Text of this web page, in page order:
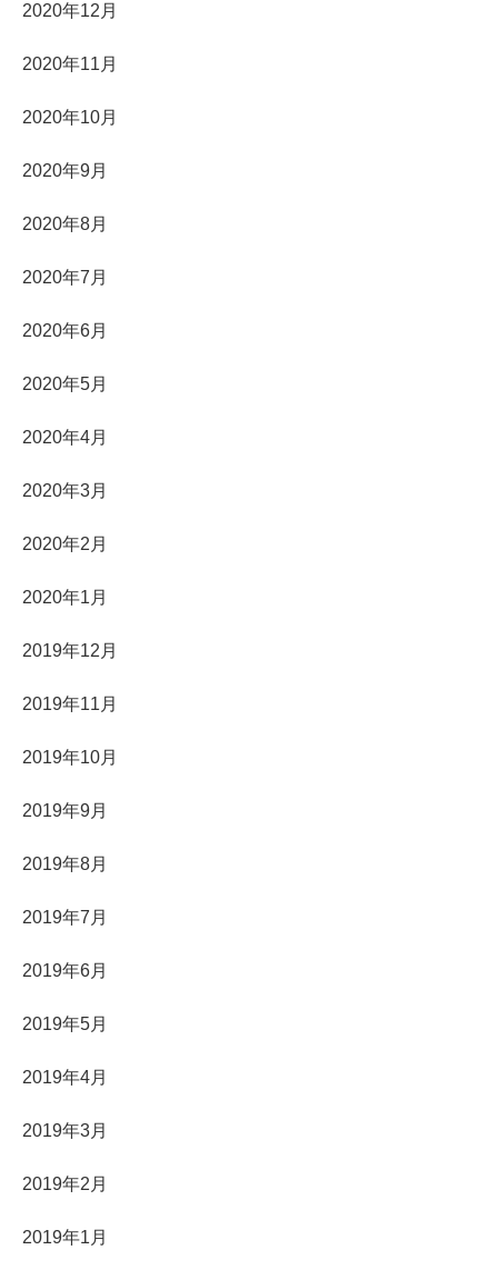
2020年12月
2020年11月
2020年10月
2020年9月
2020年8月
2020年7月
2020年6月
2020年5月
2020年4月
2020年3月
2020年2月
2020年1月
2019年12月
2019年11月
2019年10月
2019年9月
2019年8月
2019年7月
2019年6月
2019年5月
2019年4月
2019年3月
2019年2月
2019年1月